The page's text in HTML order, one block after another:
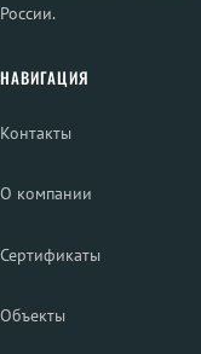
России.
НАВИГАЦИЯ
Контакты
О компании
Сертификаты
Объекты